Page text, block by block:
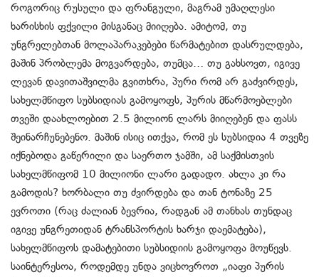
როგორიც რუსული და ფრანგული, მაგრამ უმაღლესი
ხარისხის ფქვილი მისგანაც მიიღება. ამიტომ, თუ
უნგრელებთან მოლაპარაკებები წარმატებით დასრულდება,
მაშინ პრობლემა მოგვარდება, თუმცა… თუ გახსოვთ, იგივე
ლევან დავითაშვილმა გვითხრა, პური რომ არ გაძვირდეს,
სახელმწიფო სუბსიდიას გამოყოფს, პურის მწარმოებლები
თვეში დაახლოებით 2.5 მილიონ ლარს მიიღებენ და ფასს
შეინარჩუნებენო. მაშინ ისიც ითქვა, რომ ეს სუბსიდია 4 თვეზე
იქნებოდა გაწერილი და საერთო ჯამში, ამ საქმისთვის
სახელმწიფომ 10 მილიონი ლარი გადადო. ახლა კი რა
გამოდის? ხორბალი თუ ძვირდება და თან ტონაზე 25
ევროთი (რაც ძალიან ბევრია, რადგან ამ თანხას თუნდაც
იგივე უნგრეთიდან ტრანსპორტის ხარჯი დაემატება),
სახელმწიფოს დამატებითი სუბსიდიის გამოყოფა მოუწევს.
საინტერესოა, როდემდე უნდა ვიცხოვროთ „იაფი პურის